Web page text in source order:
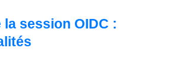
la session OIDC :